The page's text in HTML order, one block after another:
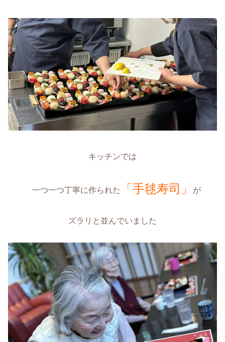
キッチンでは
一つ一つ丁寧に作られた 「手毬寿司」 が
ズラリと並んでいました